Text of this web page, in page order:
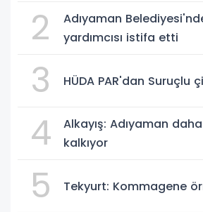
2
Adıyaman
yardımcısı istifa etti
3 HÜDA PAR'dan Suruçlu
4
Alkayış: Adıyaman
kalkıyor
5 Tekyurt: Kommagene